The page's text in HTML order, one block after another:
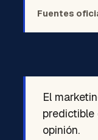
Fuentes
El
predictible
opinión.